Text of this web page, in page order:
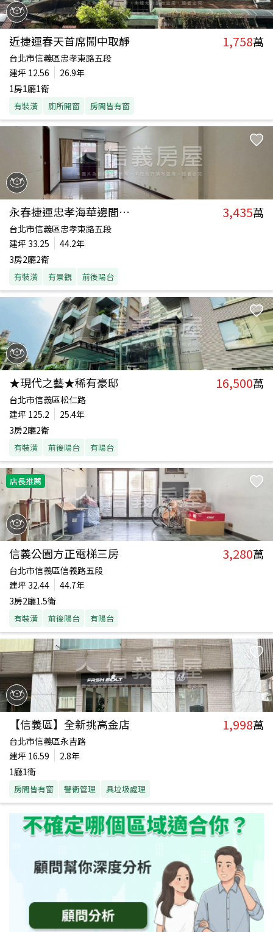
近捷運春天首席鬧中取靜 1,758萬
台北市信義區忠孝東路五段
建坪 12.56
26.9年
1房1廳1衛
有裝潢 廁所開窗 房間皆有窗
永春捷運忠孝海華邊間三房 3,435萬
台北市信義區忠孝東路五段
建坪 33.25
44.2年
3房2廳2衛
有裝潢 有景觀 前後陽台
★現代之藝★稀有豪邸 16,500萬
台北市信義區松仁路
建坪 125.2
25.4年
3房2廳2衛
有裝潢 前後陽台 有陽台
店長推薦
信義公園方正電梯三房 3,280萬
台北市信義區信義路五段
建坪 32.44
44.7年
3房2廳1.5衛
有裝潢 前後陽台 有陽台
【信義區】全新挑高金店 1,998萬
台北市信義區永吉路
建坪 16.59
2.8年
1廳1衛
房間皆有窗 警衛管理 具垃圾處理